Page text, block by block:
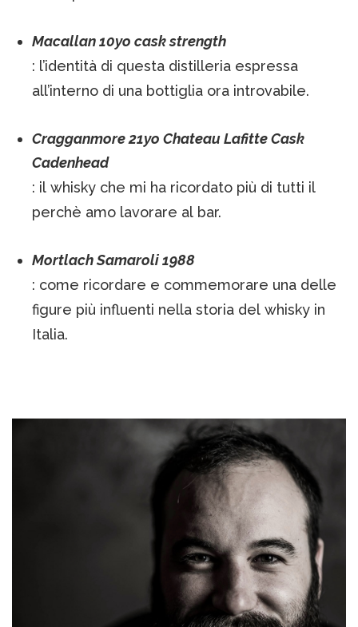
Macallan 10yo cask strength
: l’identità di questa distilleria espressa
all’interno di una bottiglia ora introvabile.
Cragganmore 21yo Chateau Lafitte Cask
Cadenhead
: il whisky che mi ha ricordato più di tutti il
perchè amo lavorare al bar.
Mortlach Samaroli 1988
: come ricordare e commemorare una delle
figure più influenti nella storia del whisky in
Italia.